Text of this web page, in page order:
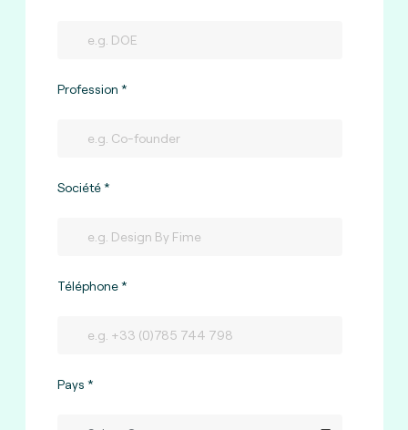
Profession
Société
Téléphone
Pays